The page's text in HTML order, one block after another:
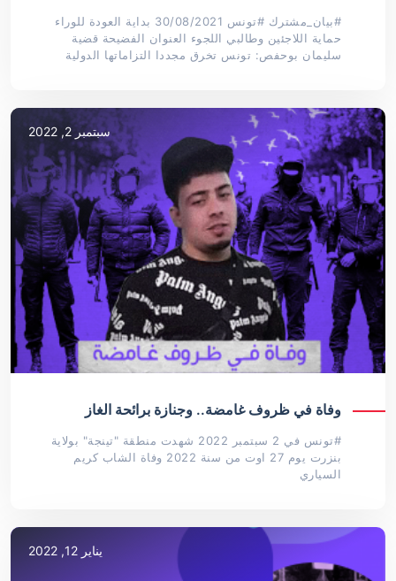
#بيان_مشترك #تونس 30/08/2021 بداية العودة للوراء
حماية اللاجئين وطالبي اللجوء العنوان الفضيحة قضية
سليمان بوحفص: تونس تخرق مجددا التزاماتها الدولية
سبتمبر 2, 2022
وفاة في ظروف غامضة.. وجنازة برائحة الغاز
#تونس في 2 سبتمبر 2022 شهدت منطقة "تينجة" بولاية
بنزرت يوم 27 اوت من سنة 2022 وفاة الشاب كريم
السياري
يناير 12, 2022